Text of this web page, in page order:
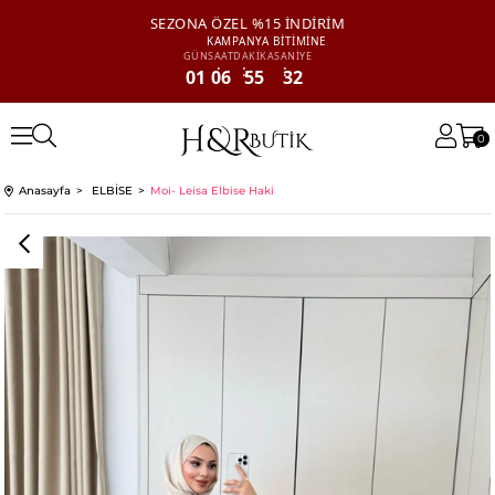
SEZONA ÖZEL %15 İNDİRİM
KAMPANYA BİTİMİNE
GÜN
01
SAAT
06
DAKİKA
55
SANİYE
32
0
Anasayfa ELBİSE Moi- Leisa Elbise Haki